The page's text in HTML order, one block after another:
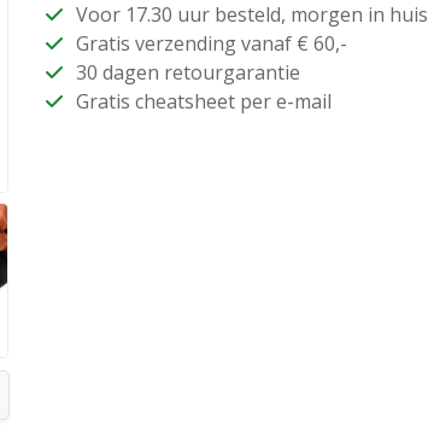
Voor 17.30 uur besteld, morgen in huis
Gratis verzending vanaf € 60,-
30 dagen retourgarantie
Gratis cheatsheet per e-mail